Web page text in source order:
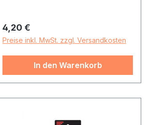
Regulärer Preis:
4,20 €
Preise inkl. MwSt. zzgl. Versandkosten
In den Warenkorb